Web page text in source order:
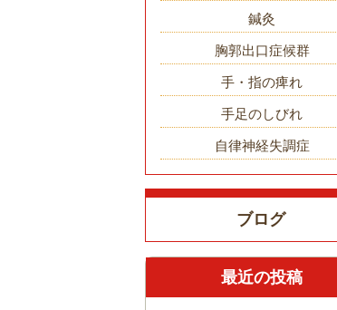
鍼灸
胸郭出口症候群
手・指の痺れ
手足のしびれ
自律神経失調症
ブログ
最近の投稿